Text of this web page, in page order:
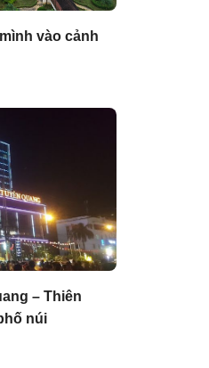
vào cảnh
– Thiên
núi